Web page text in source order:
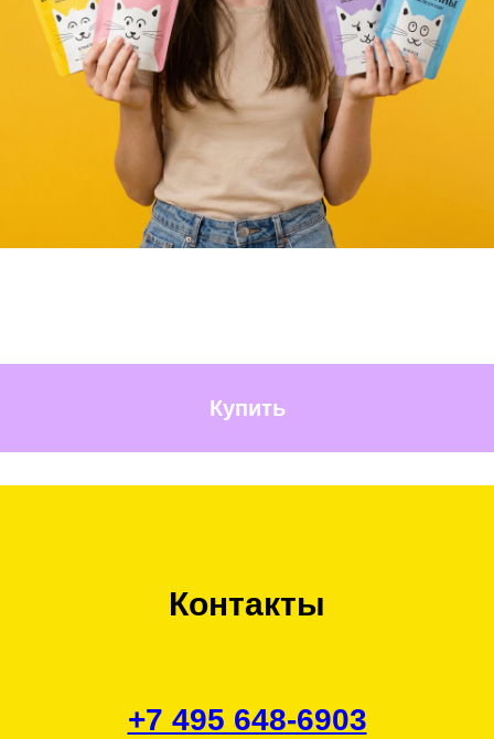
Купить
Контакты
+7 495 648-6903